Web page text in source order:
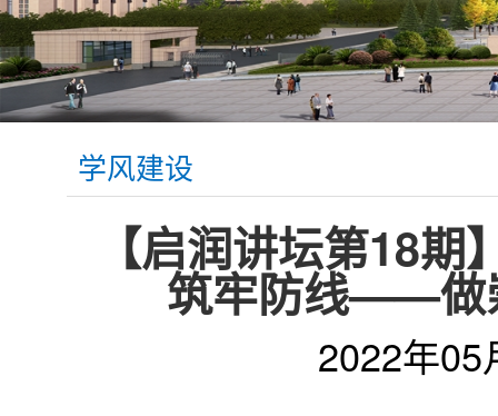
学风建设
【启润讲坛第18
筑牢防线——做
2022年